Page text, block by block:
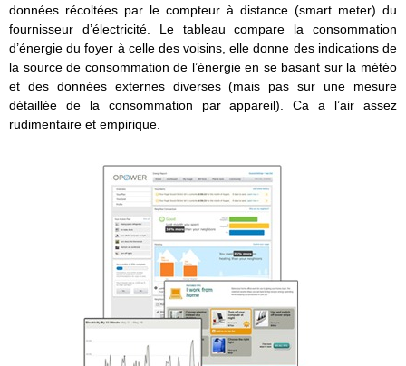
données récoltées par le compteur à distance (smart meter) du
fournisseur d’électricité. Le tableau compare la consommation
d’énergie du foyer à celle des voisins, elle donne des indications de
la source de consommation de l’énergie en se basant sur la météo
et des données externes diverses (mais pas sur une mesure
détaillée de la consommation par appareil). Ca a l’air assez
rudimentaire et empirique.